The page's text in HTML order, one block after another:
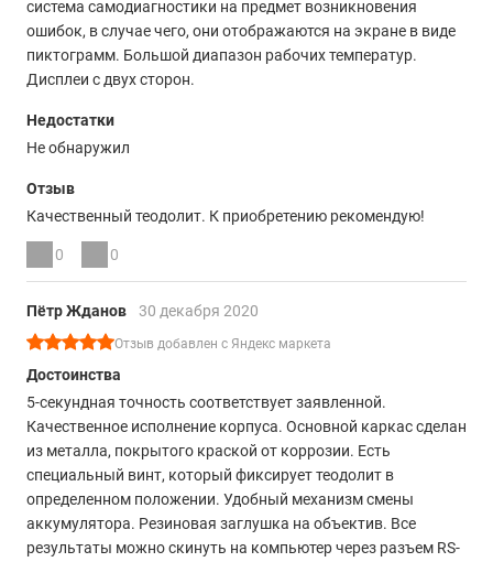
система самодиагностики на предмет возникновения
ошибок, в случае чего, они отображаются на экране в виде
пиктограмм. Большой диапазон рабочих температур.
Дисплеи с двух сторон.
Недостатки
Не обнаружил
Отзыв
Качественный теодолит. К приобретению рекомендую!
0 0
Пётр Жданов 30 декабря 2020
Отзыв добавлен с Яндекс маркета
Достоинства
5-секундная точность соответствует заявленной.
Качественное исполнение корпуса. Основной каркас сделан
из металла, покрытого краской от коррозии. Есть
специальный винт, который фиксирует теодолит в
определенном положении. Удобный механизм смены
аккумулятора. Резиновая заглушка на объектив. Все
результаты можно скинуть на компьютер через разъем RS-